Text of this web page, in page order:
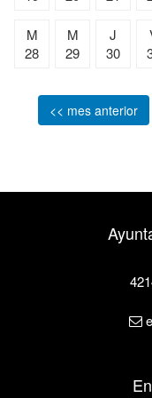
M
28
M
29
J
30
<< mes anterior